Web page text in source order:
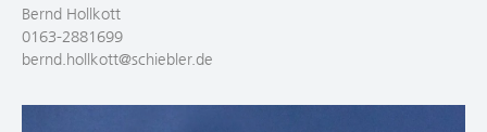
Bernd Hollkott
0163-2881699
bernd.hollkott@schiebler.de